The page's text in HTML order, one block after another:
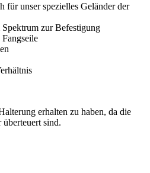
für unser spezielles Geländer der
zur Befestigung
erhalten zu haben, da die
sind.